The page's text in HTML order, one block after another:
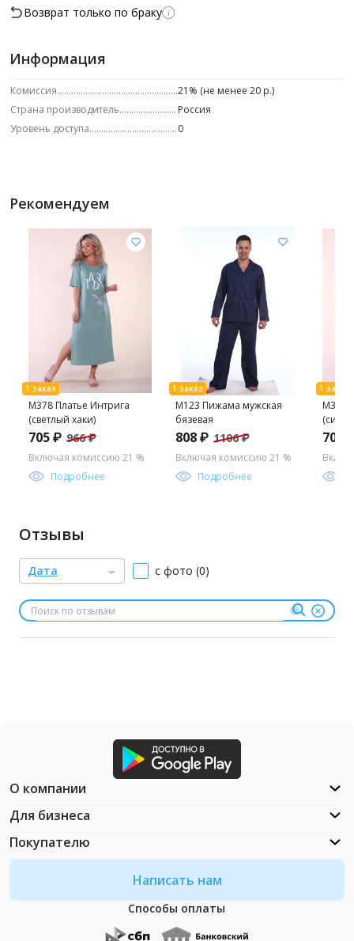
Возврат только по браку
Информация
Комиссия
21% (не менее 20 р.)
Страна производитель
Россия
Уровень доступа
0
Рекомендуем
М378 Платье Интрига
(светлый хаки)
705 ₽ 966 ₽
Включая комиссию 21 %
Подробнее
М123 Пижама мужская
бязевая
808 ₽ 1106 ₽
Включая комиссию 21 %
Подробнее
М378
705
Отзывы
Дата с фото (0)
Написать нам
Способы оплаты
О компании
Для бизнеса
Покупателю